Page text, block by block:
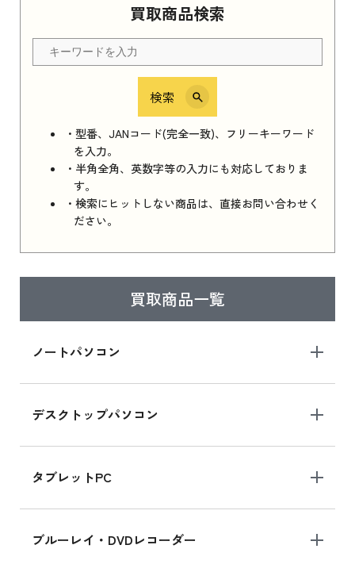
買取商品検索
検索
・型番、JANコード(完全一致)、フリーキーワード
を入力。
・半角全角、英数字等の入力にも対応しておりま
す。
・検索にヒットしない商品は、直接お問い合わせく
ださい。
買取商品一覧
ノートパソコン
デスクトップパソコン
タブレットPC
ブルーレイ・DVDレコーダー
Apple Watch Series 11 2025 新品買取価格はこ
ちら
iPhone 16e シリーズ 2025
iPhone 16e シリーズ 2025 新品買取価格はこち
ら
iPad 11インチ 2025年春モデル
はこちら
ら
iPad mini シリーズ 2024
iPad mini 8.3インチ の新品買取価格
iPhone 16 シリーズ
iPhone 16 の新品買取価格